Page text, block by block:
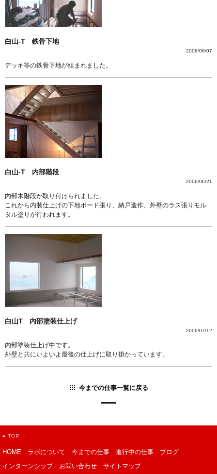
白山-T 鉄骨下地
2006/06/07
デッキ等の鉄骨下地が組まれました。
白山-T 内部階段
2006/06/21
内部木階段が取り付けられました。
これから内装仕上げの下地ボード張り、納戸造作、外壁のラス張りモル
タル塗りが行われます。
白山T 内部塗装仕上げ
2006/07/12
内部塗装仕上げ中です。
外壁と共にいよいよ最後の仕上げに取り掛かっています。
今までの仕事一覧に戻る
HOME ラボについて 今までの仕事 進行中の仕事
ブログ
インターンシップ
お問い合わせ サイトマップ
TOP